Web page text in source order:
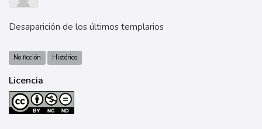
Desaparición de los últimos templarios
No ficción Histórico
Licencia